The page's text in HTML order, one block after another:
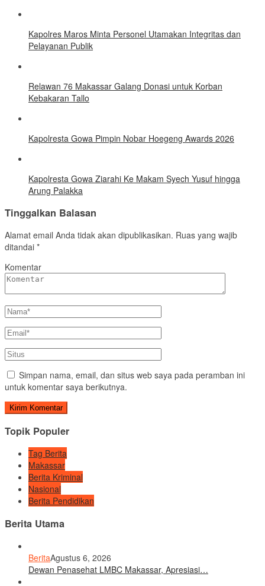
Kapolres Maros Minta Personel Utamakan Integritas dan
Pelayanan Publik
Relawan 76 Makassar Galang Donasi untuk Korban
Kebakaran Tallo
Kapolresta Gowa Pimpin Nobar Hoegeng Awards 2026
Kapolresta Gowa Ziarahi Ke Makam Syech Yusuf hingga
Arung Palakka
Tinggalkan Balasan
Alamat email Anda tidak akan dipublikasikan. Ruas yang wajib
ditandai *
Komentar
Simpan nama, email, dan situs web saya pada peramban ini
untuk komentar saya berikutnya.
Topik Populer
Tag Berita
Makassar
Berita Kriminal
Nasional
Berita Pendidikan
Berita Utama
BeritaAgustus 6, 2026
Dewan Penasehat LMBC Makassar, Apresiasi…